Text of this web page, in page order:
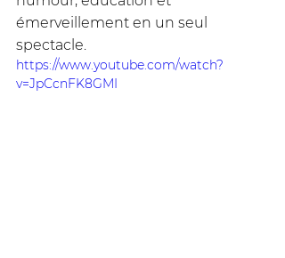
émerveillement en un seul
spectacle.
https://www.youtube.com/watch?
v=JpCcnFK8GMI